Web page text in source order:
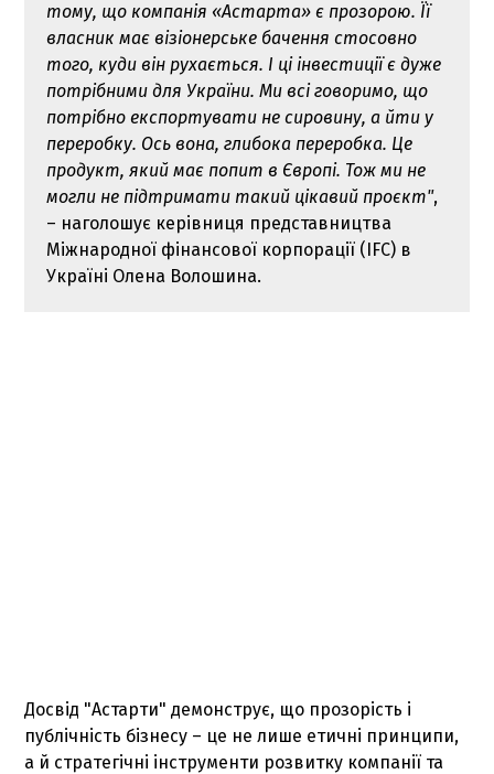
тому, що компанія «Астарта» є прозорою. Її
власник має візіонерське бачення стосовно
того, куди він рухається. І ці інвестиції є дуже
потрібними для України. Ми всі говоримо, що
потрібно експортувати не сировину, а йти у
переробку. Ось вона, глибока переробка. Це
продукт, який має попит в Європі. Тож ми не
могли не підтримати такий цікавий проєкт",
– наголошує керівниця представництва
Міжнародної фінансової корпорації (IFC) в
Україні Олена Волошина.
Досвід "Астарти" демонструє, що прозорість і
публічність бізнесу – це не лише етичні принципи,
а й стратегічні інструменти розвитку компанії та